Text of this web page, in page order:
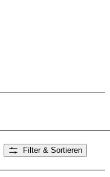
Filter & Sortieren